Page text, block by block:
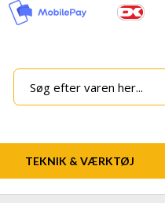
TEKNIK & VÆRKTØJ